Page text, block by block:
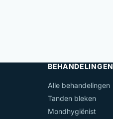
BEHANDELINGEN
Alle behandelingen
Tanden bleken
Mondhygiënist